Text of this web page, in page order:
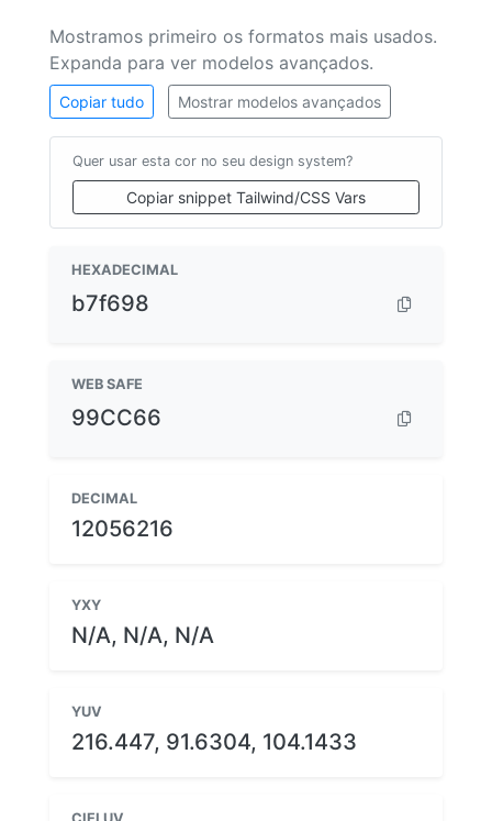
Mostramos primeiro os formatos mais usados.
Expanda para ver modelos avançados.
Copiar tudo Mostrar modelos avançados
Quer usar esta cor no seu design system?
Copiar snippet Tailwind/CSS Vars
HEXADECIMAL
b7f698
WEB SAFE
99CC66
DECIMAL
12056216
YXY
N/A, N/A, N/A
YUV
216.447, 91.6304, 104.1433
CIELUV